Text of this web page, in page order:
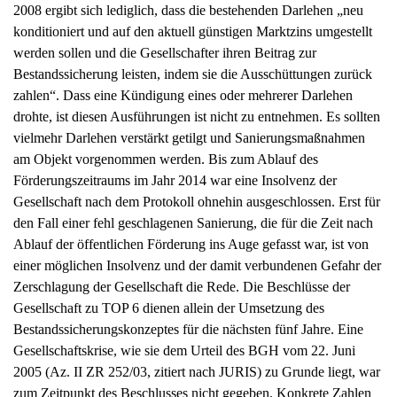
2008 ergibt sich lediglich, dass die bestehenden Darlehen „neu
konditioniert und auf den aktuell günstigen Marktzins umgestellt
werden sollen und die Gesellschafter ihren Beitrag zur
Bestandssicherung leisten, indem sie die Ausschüttungen zurück
zahlen“. Dass eine Kündigung eines oder mehrerer Darlehen
drohte, ist diesen Ausführungen ist nicht zu entnehmen. Es sollten
vielmehr Darlehen verstärkt getilgt und Sanierungsmaßnahmen
am Objekt vorgenommen werden. Bis zum Ablauf des
Förderungszeitraums im Jahr 2014 war eine Insolvenz der
Gesellschaft nach dem Protokoll ohnehin ausgeschlossen. Erst für
den Fall einer fehl geschlagenen Sanierung, die für die Zeit nach
Ablauf der öffentlichen Förderung ins Auge gefasst war, ist von
einer möglichen Insolvenz und der damit verbundenen Gefahr der
Zerschlagung der Gesellschaft die Rede. Die Beschlüsse der
Gesellschaft zu TOP 6 dienen allein der Umsetzung des
Bestandssicherungskonzeptes für die nächsten fünf Jahre. Eine
Gesellschaftskrise, wie sie dem Urteil des BGH vom 22. Juni
2005 (Az. II ZR 252/03, zitiert nach JURIS) zu Grunde liegt, war
zum Zeitpunkt des Beschlusses nicht gegeben. Konkrete Zahlen